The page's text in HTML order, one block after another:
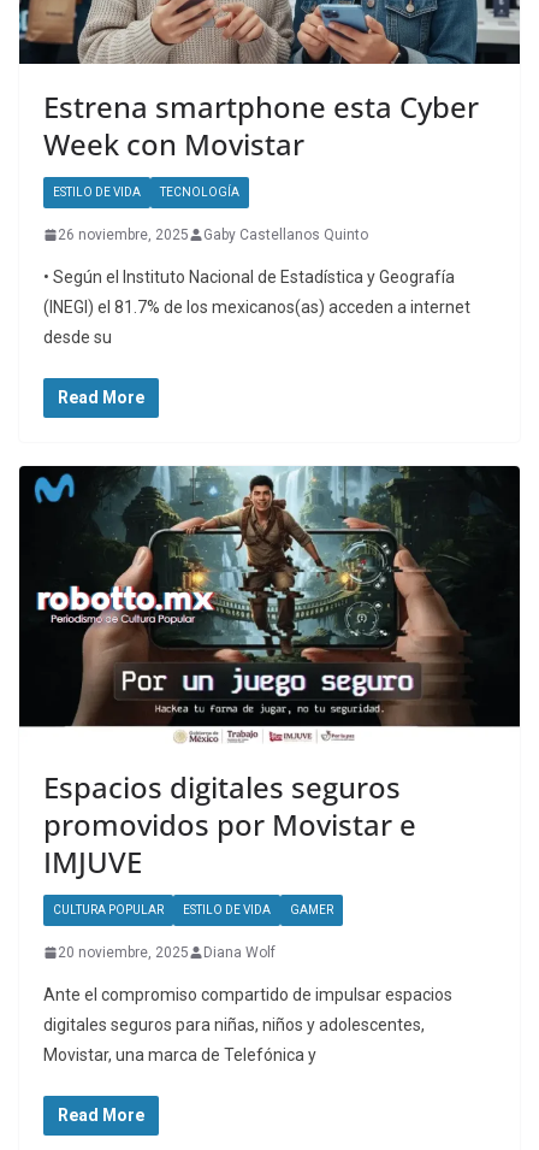
Estrena smartphone esta Cyber
Week con Movistar
ESTILO DE VIDA TECNOLOGÍA
26 noviembre, 2025 Gaby Castellanos Quinto
• Según el Instituto Nacional de Estadística y Geografía
(INEGI) el 81.7% de los mexicanos(as) acceden a internet
desde su
Read More
Espacios digitales seguros
promovidos por Movistar e
IMJUVE
CULTURA POPULAR ESTILO DE VIDA GAMER
20 noviembre, 2025 Diana Wolf
Ante el compromiso compartido de impulsar espacios
digitales seguros para niñas, niños y adolescentes,
Movistar, una marca de Telefónica y
Read More